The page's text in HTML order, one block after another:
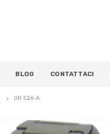
BLOG CONTATTACI
OR 526-A